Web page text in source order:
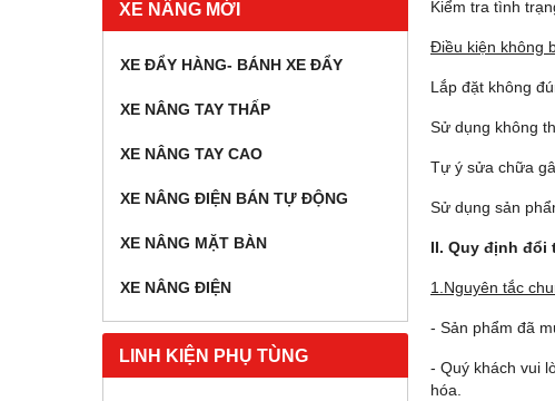
XE NÂNG MỚI
XE ĐẨY HÀNG- BÁNH XE ĐẨY
XE NÂNG TAY THẤP
XE NÂNG TAY CAO
XE NÂNG ĐIỆN BÁN TỰ ĐỘNG
XE NÂNG MẶT BÀN
XE NÂNG ĐIỆN
LINH KIỆN PHỤ TÙNG
Kiểm tra tình
Điều kiện không
Lắp đặt không
Sử dụng không
Tự ý sửa chữa
Sử dụng sản
II. Quy định đổi
1.Nguyên tắc
- Sản phẩm đã
- Quý khách vui
hóa.